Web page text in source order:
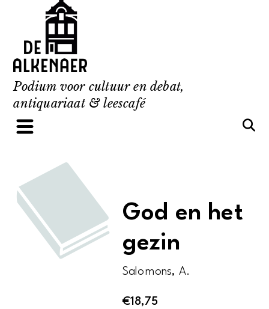
content
Podium voor cultuur en debat,
antiquariaat & leescafé
God en het
gezin
Salomons, A.
€18,75